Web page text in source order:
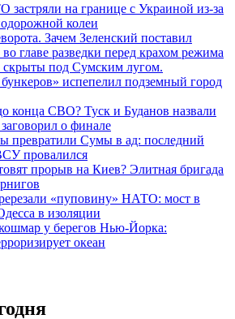
застряли на границе с Украиной из-за
колеи
Зачем Зеленский поставил
во главе разведки перед крахом режима
скрыты под Сумским лугом.
испепелил подземный город
конца СВО? Туск и Буданов назвали
о финале
превратили Сумы в ад: последний
провалился
прорыв на Киев? Элитная бригада
«пуповину» НАТО: мост в
в изоляции
у берегов Нью-Йорка:
океан